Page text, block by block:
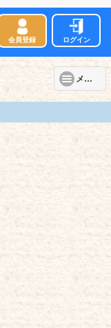
会員登録 ログイン
メニュー